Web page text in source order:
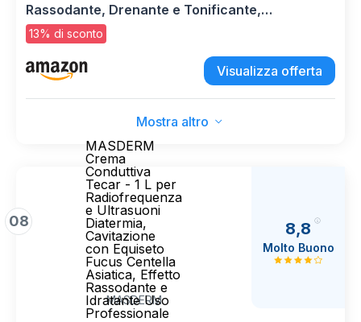
Rassodante, Drenante e Tonificante,
Contribuisce alla Riduzione degli Accumuli
Adiposi e a Contrastare gli Inestetismi della
Cellulite, 500 ml
13% di sconto
Visualizza offerta
Mostra altro
08
MASDERM
Crema
Conduttiva
Tecar - 1 L per
Radiofrequenza
e Ultrasuoni
Diatermia,
Cavitazione
con Equiseto
Fucus Centella
Asiatica, Effetto
Rassodante e
Idratante Uso
Professionale
MASDERM
8,8
Molto Buono